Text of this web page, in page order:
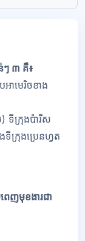
ៗ ៣ គឺ៖
មេរិចខាង
ក្រុងប៉ារីស
ក្រុងប្រេនហ្វត
ញមុខងារជា